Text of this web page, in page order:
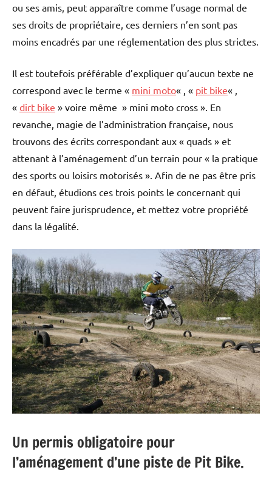
ou ses amis, peut apparaître comme l’usage normal de
ses droits de propriétaire, ces derniers n’en sont pas
moins encadrés par une réglementation des plus strictes.
Il est toutefois préférable d’expliquer qu’aucun texte ne
correspond avec le terme « mini moto« , « pit bike« ,
« dirt bike » voire même » mini moto cross ». En
revanche, magie de l’administration française, nous
trouvons des écrits correspondant aux « quads » et
attenant à l’aménagement d’un terrain pour « la pratique
des sports ou loisirs motorisés ». Afin de ne pas être pris
en défaut, étudions ces trois points le concernant qui
peuvent faire jurisprudence, et mettez votre propriété
dans la légalité.
Un permis obligatoire pour
l’aménagement d’une piste de Pit Bike.